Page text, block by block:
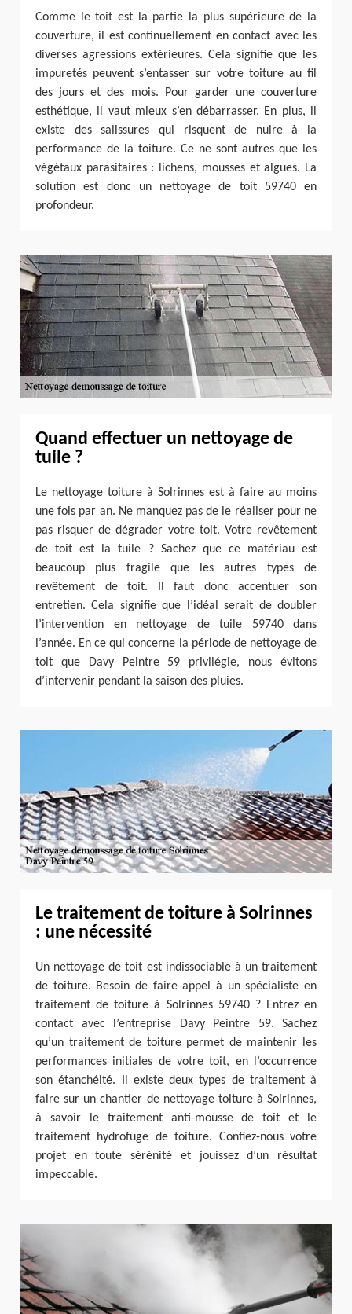
Comme le toit est la partie la plus supérieure de la
couverture, il est continuellement en contact avec les
diverses agressions extérieures. Cela signifie que les
impuretés peuvent s’entasser sur votre toiture au fil
des jours et des mois. Pour garder une couverture
esthétique, il vaut mieux s’en débarrasser. En plus, il
existe des salissures qui risquent de nuire à la
performance de la toiture. Ce ne sont autres que les
végétaux parasitaires : lichens, mousses et algues. La
solution est donc un nettoyage de toit 59740 en
profondeur.
Quand effectuer un nettoyage de
tuile ?
Le nettoyage toiture à Solrinnes est à faire au moins
une fois par an. Ne manquez pas de le réaliser pour ne
pas risquer de dégrader votre toit. Votre revêtement
de toit est la tuile ? Sachez que ce matériau est
beaucoup plus fragile que les autres types de
revêtement de toit. Il faut donc accentuer son
entretien. Cela signifie que l’idéal serait de doubler
l’intervention en nettoyage de tuile 59740 dans
l’année. En ce qui concerne la période de nettoyage de
toit que Davy Peintre 59 privilégie, nous évitons
d’intervenir pendant la saison des pluies.
Le traitement de toiture à Solrinnes
: une nécessité
Un nettoyage de toit est indissociable à un traitement
de toiture. Besoin de faire appel à un spécialiste en
traitement de toiture à Solrinnes 59740 ? Entrez en
contact avec l’entreprise Davy Peintre 59. Sachez
qu’un traitement de toiture permet de maintenir les
performances initiales de votre toit, en l’occurrence
son étanchéité. Il existe deux types de traitement à
faire sur un chantier de nettoyage toiture à Solrinnes,
à savoir le traitement anti-mousse de toit et le
traitement hydrofuge de toiture. Confiez-nous votre
projet en toute sérénité et jouissez d’un résultat
impeccable.